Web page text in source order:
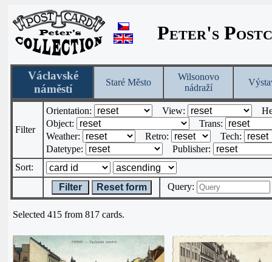
Peter's
Václavské
náměstí
Staré Město
Wilsonovo
nádraží
Filter
Orientation: View:
Object:
Trans:
Weather:
Retro:
Tech:
Datetype:
Publisher:
Sort:
Filter
Reset form Query:
Selected 415 from 817 cards.